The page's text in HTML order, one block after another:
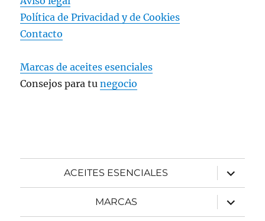
Política de Privacidad yde Cookies
Contacto
Marcas de aceites esenciales
Consejos para tunegocio
ACEITES ESENCIALES
expande
el
menú
inferior
MARCAS
expande
el
menú